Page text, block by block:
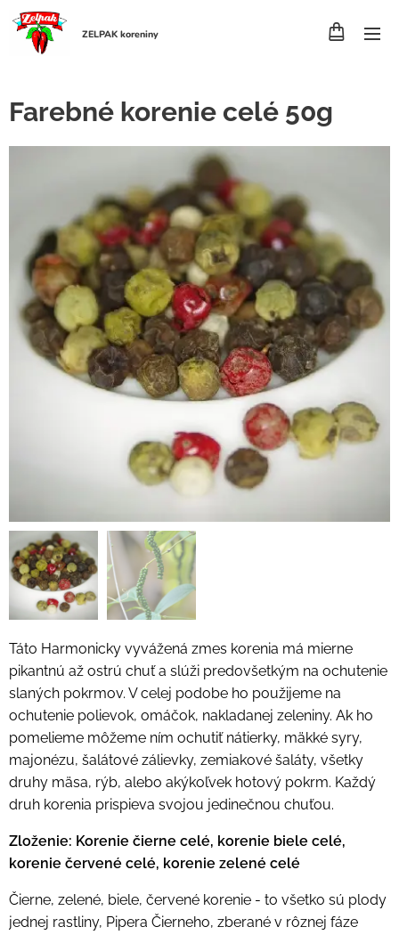
ZELPAK koreniny
Farebné korenie celé 50g
Táto Harmonicky vyvážená zmes korenia má mierne
pikantnú až ostrú chuť a slúži predovšetkým na ochutenie
slaných pokrmov. V celej podobe ho použijeme na
ochutenie polievok, omáčok, nakladanej zeleniny. Ak ho
pomelieme môžeme ním ochutiť nátierky, mäkké syry,
majonézu, šalátové zálievky, zemiakové šaláty, všetky
druhy mäsa, rýb, alebo akýkoľvek hotový pokrm. Každý
druh korenia prispieva svojou jedinečnou chuťou.
Zloženie: Korenie čierne celé, korenie biele celé,
korenie červené celé, korenie zelené celé
Čierne, zelené, biele, červené korenie - to všetko sú plody
jednej rastliny, Pipera Čierneho, zberané v rôznej fáze